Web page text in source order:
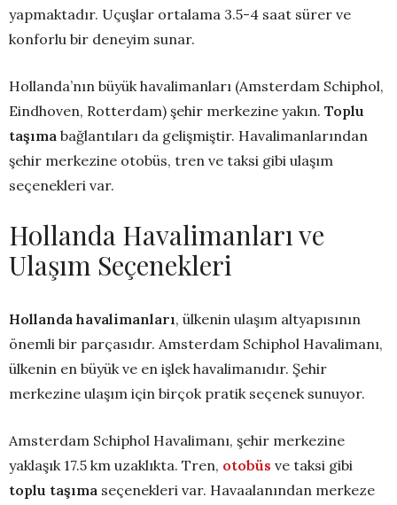
yapmaktadır. Uçuşlar ortalama 3.5-4 saat sürer ve
konforlu bir deneyim sunar.
Hollanda’nın büyük havalimanları (Amsterdam Schiphol,
Eindhoven, Rotterdam) şehir merkezine yakın. Toplu
taşıma bağlantıları da gelişmiştir. Havalimanlarından
şehir merkezine otobüs, tren ve taksi gibi ulaşım
seçenekleri var.
Hollanda Havalimanları ve
Ulaşım Seçenekleri
Hollanda havalimanları, ülkenin ulaşım altyapısının
önemli bir parçasıdır. Amsterdam Schiphol Havalimanı,
ülkenin en büyük ve en işlek havalimanıdır. Şehir
merkezine ulaşım için birçok pratik seçenek sunuyor.
Amsterdam Schiphol Havalimanı, şehir merkezine
yaklaşık 17.5 km uzaklıkta. Tren, otobüs ve taksi gibi
toplu taşıma seçenekleri var. Havaalanından merkeze